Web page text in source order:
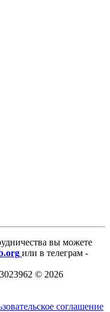
вы можете
или в телеграм -
© 2026
соглашение